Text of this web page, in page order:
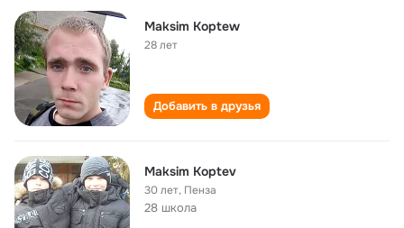
Maksim Koptew
28 лет
Добавить в друзья
Maksim Koptev
30 лет, Пенза
28 школа